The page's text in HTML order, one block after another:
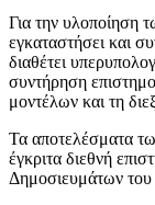
Για την υλοποίηση
εγκαταστήσει και
διαθέτει
συντήρηση
μοντέλων και τη
Τα αποτελέσματα
έγκριτα διεθνή
Δημοσιευμάτων του